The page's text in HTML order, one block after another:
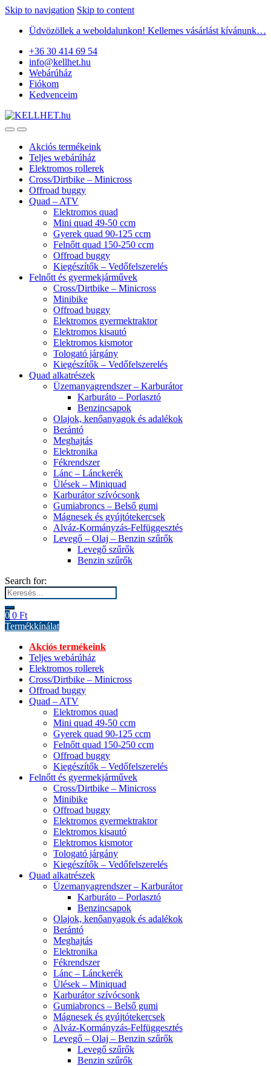
Skip to navigation Skip to content
Üdvözöllek a weboldalunkon! Kellemes vásárlást kívánunk…
+36 30 414 69 54
info@kellhet.hu
Webárúház
Fiókom
Kedvenceim
Akciós termékeink
Teljes webárúház
Elektromos rollerek
Cross/Dirtbike – Minicross
Offroad buggy
Quad – ATV
Elektromos quad
Mini quad 49-50 ccm
Gyerek quad 90-125 ccm
Felnőtt quad 150-250 ccm
Offroad buggy
Kiegészítők – Vedőfelszerelés
Felnőtt és gyermekjárművek
Cross/Dirtbike – Minicross
Minibike
Offroad buggy
Elektromos gyermektraktor
Elektromos kisautó
Elektromos kismotor
Tologató járgány
Kiegészítők – Vedőfelszerelés
Quad alkatrészek
Üzemanyagrendszer – Karburátor
Karburáto – Porlasztó
Benzincsapok
Olajok, kenőanyagok és adalékok
Berántó
Meghajtás
Elektronika
Fékrendszer
Lánc – Lánckerék
Ülések – Miniquad
Karburátor szívócsonk
Gumiabroncs – Belső gumi
Mágnesek és gyújtótekercsek
Alváz-Kormányzás-Felfüggesztés
Levegő – Olaj – Benzin szűrők
Levegő szűrők
Benzin szűrők
Search for:
0 0 Ft
Termékkínálat
Akciós termékeink
Teljes webárúház
Elektromos rollerek
Cross/Dirtbike – Minicross
Offroad buggy
Quad – ATV
Elektromos quad
Mini quad 49-50 ccm
Gyerek quad 90-125 ccm
Felnőtt quad 150-250 ccm
Offroad buggy
Kiegészítők – Vedőfelszerelés
Felnőtt és gyermekjárművek
Cross/Dirtbike – Minicross
Minibike
Offroad buggy
Elektromos gyermektraktor
Elektromos kisautó
Elektromos kismotor
Tologató járgány
Kiegészítők – Vedőfelszerelés
Quad alkatrészek
Üzemanyagrendszer – Karburátor
Karburáto – Porlasztó
Benzincsapok
Olajok, kenőanyagok és adalékok
Berántó
Meghajtás
Elektronika
Fékrendszer
Lánc – Lánckerék
Ülések – Miniquad
Karburátor szívócsonk
Gumiabroncs – Belső gumi
Mágnesek és gyújtótekercsek
Alváz-Kormányzás-Felfüggesztés
Levegő – Olaj – Benzin szűrők
Levegő szűrők
Benzin szűrők